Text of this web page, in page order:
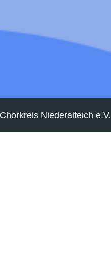
Chorkreis Niederalteich e.V.